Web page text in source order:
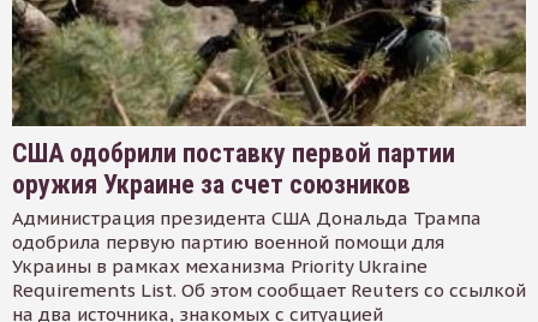
США одобрили поставку первой партии
оружия Украине за счет союзников
Администрация президента США Дональда Трампа
одобрила первую партию военной помощи для
Украины в рамках механизма Priority Ukraine
Requirements List. Об этом сообщает Reuters со ссылкой
на два источника, знакомых с ситуацией